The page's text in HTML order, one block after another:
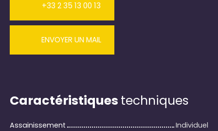
+33 2 35 13 00 13
ENVOYER UN MAIL
Caractéristiques techniques
Assainissement
Individuel